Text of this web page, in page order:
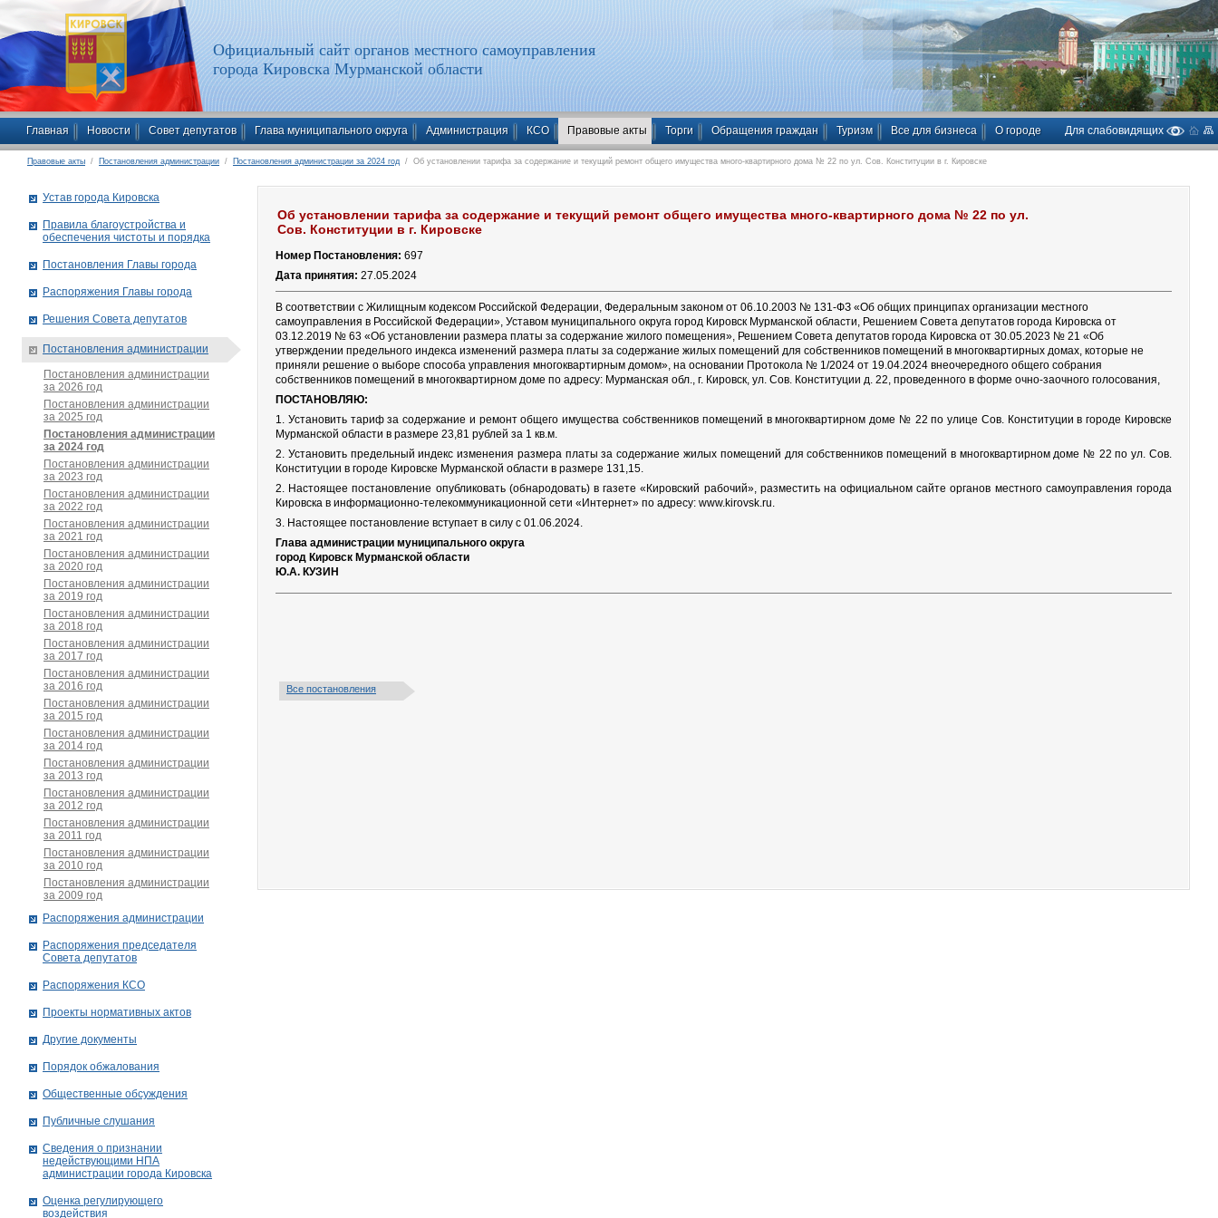
Официальный сайт органов местного самоуправления
города Кировска Мурманской области
Главная Новости Совет депутатов Глава муниципального округа Администрация КСО Правовые акты Торги Обращения граждан Туризм Все для бизнеса О городе Для слабовидящих
Правовые акты / Постановления администрации / Постановления администрации за 2024 год / Об установлении тарифа за содержание и текущий ремонт общего имущества много-квартирного дома № 22 по ул. Сов. Конституции в г. Кировске
Об установлении тарифа за содержание и текущий ремонт общего имущества много-квартирного дома № 22 по ул.
Сов. Конституции в г. Кировске
Номер Постановления: 697
Дата принятия: 27.05.2024
В соответствии с Жилищным кодексом Российской Федерации, Федеральным законом от 06.10.2003 № 131-ФЗ «Об общих принципах организации местного
самоуправления в Российской Федерации», Уставом муниципального округа город Кировск Мурманской области, Решением Совета депутатов города Кировска от
03.12.2019 № 63 «Об установлении размера платы за содержание жилого помещения», Решением Совета депутатов города Кировска от 30.05.2023 № 21 «Об
утверждении предельного индекса изменений размера платы за содержание жилых помещений для собственников помещений в многоквартирных домах, которые не
приняли решение о выборе способа управления многоквартирным домом», на основании Протокола № 1/2024 от 19.04.2024 внеочередного общего собрания
собственников помещений в многоквартирном доме по адресу: Мурманская обл., г. Кировск, ул. Сов. Конституции д. 22, проведенного в форме очно-заочного голосования,
ПОСТАНОВЛЯЮ:
1. Установить тариф за содержание и ремонт общего имущества собственников помещений в многоквартирном доме № 22 по улице Сов. Конституции в городе Кировске
Мурманской области в размере 23,81 рублей за 1 кв.м.
2. Установить предельный индекс изменения размера платы за содержание жилых помещений для собственников помещений в многоквартирном доме № 22 по ул. Сов.
Конституции в городе Кировске Мурманской области в размере 131,15.
2. Настоящее постановление опубликовать (обнародовать) в газете «Кировский рабочий», разместить на официальном сайте органов местного самоуправления города
Кировска в информационно-телекоммуникационной сети «Интернет» по адресу: www.kirovsk.ru.
3. Настоящее постановление вступает в силу с 01.06.2024.
Глава администрации муниципального округа
город Кировск Мурманской области
Ю.А. КУЗИН
Все постановления
Устав города Кировска
Правила благоустройства и
обеспечения чистоты и порядка
Постановления Главы города
Распоряжения Главы города
Решения Совета депутатов
Постановления администрации
Постановления администрации
за 2026 год
Постановления администрации
за 2025 год
Постановления администрации
за 2024 год
Постановления администрации
за 2023 год
Постановления администрации
за 2022 год
Постановления администрации
за 2021 год
Постановления администрации
за 2020 год
Постановления администрации
за 2019 год
Постановления администрации
за 2018 год
Постановления администрации
за 2017 год
Постановления администрации
за 2016 год
Постановления администрации
за 2015 год
Постановления администрации
за 2014 год
Постановления администрации
за 2013 год
Постановления администрации
за 2012 год
Постановления администрации
за 2011 год
Постановления администрации
за 2010 год
Постановления администрации
за 2009 год
Распоряжения администрации
Распоряжения председателя
Совета депутатов
Распоряжения КСО
Проекты нормативных актов
Другие документы
Порядок обжалования
Общественные обсуждения
Публичные слушания
Сведения о признании
недействующими НПА
администрации города Кировскa
Оценка регулирующего
воздействия